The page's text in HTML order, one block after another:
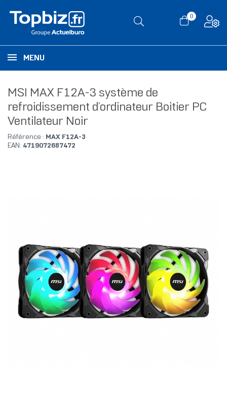
0
MENU
MSI MAX F12A-3 système de
refroidissement d’ordinateur Boitier PC
Ventilateur Noir
Référence : MAX F12A-3
EAN: 4719072687472